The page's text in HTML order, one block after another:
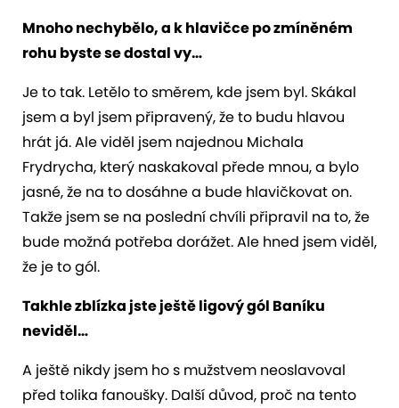
Mnoho nechybělo, a k hlavičce po zmíněném
rohu byste se dostal vy…
Je to tak. Letělo to směrem, kde jsem byl. Skákal
jsem a byl jsem připravený, že to budu hlavou
hrát já. Ale viděl jsem najednou Michala
Frydrycha, který naskakoval přede mnou, a bylo
jasné, že na to dosáhne a bude hlavičkovat on.
Takže jsem se na poslední chvíli připravil na to, že
bude možná potřeba dorážet. Ale hned jsem viděl,
že je to gól.
Takhle zblízka jste ještě ligový gól Baníku
neviděl…
A ještě nikdy jsem ho s mužstvem neoslavoval
před tolika fanoušky. Další důvod, proč na tento